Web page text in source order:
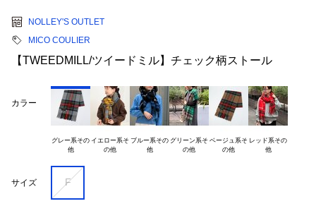
NOLLEY'S OUTLET
MICO COULIER
【TWEEDMILL/ツイードミル】チェック柄ストール
カラー
グレー系その
他
イエロー系そ ブルー系その
他
グリーン系そ ベージュ系そ レッド系その
他
サイズ F